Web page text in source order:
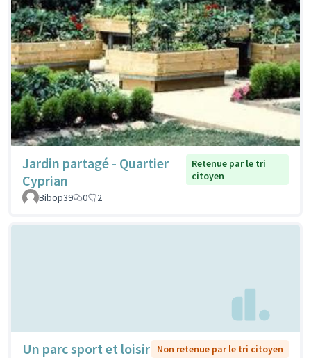
Jardin partagé - Quartier
Cyprian
Retenue par le tri
citoyen
Bibop39
0 2
Un parc sport et loisir
Non retenue par le tri citoyen